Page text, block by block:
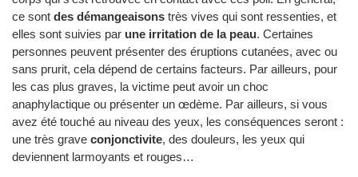
ce sont des démangeaisons très vives qui sont ressenties, et
elles sont suivies par une irritation de la peau. Certaines
personnes peuvent présenter des éruptions cutanées, avec ou
sans prurit, cela dépend de certains facteurs. Par ailleurs, pour
les cas plus graves, la victime peut avoir un choc
anaphylactique ou présenter un œdème. Par ailleurs, si vous
avez été touché au niveau des yeux, les conséquences seront :
une très grave conjonctivite, des douleurs, les yeux qui
deviennent larmoyants et rouges…